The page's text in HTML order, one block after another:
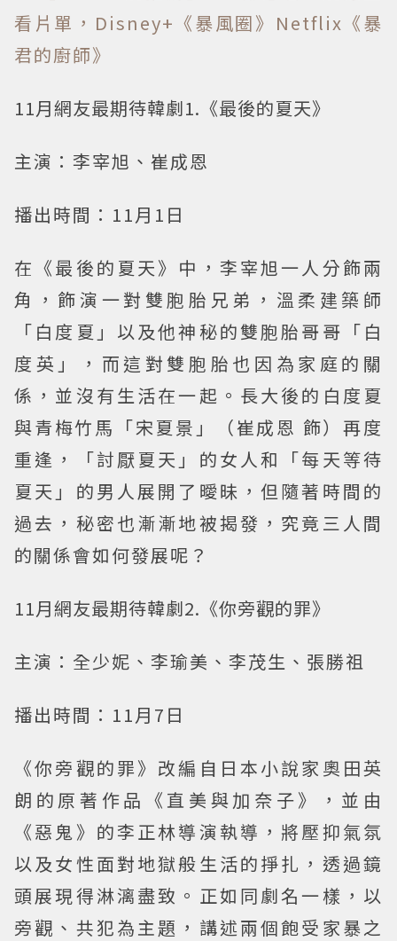
看片單，Disney+《暴風圈》Netflix《暴
君的廚師》
11月網友最期待韓劇1.《最後的夏天》
主演：李宰旭、崔成恩
播出時間：11月1日
在《最後的夏天》中，李宰旭一人分飾兩
角，飾演一對雙胞胎兄弟，溫柔建築師
「白度夏」以及他神秘的雙胞胎哥哥「白
度英」，而這對雙胞胎也因為家庭的關
係，並沒有生活在一起。長大後的白度夏
與青梅竹馬「宋夏景」（崔成恩 飾）再度
重逢，「討厭夏天」的女人和「每天等待
夏天」的男人展開了曖昧，但隨著時間的
過去，秘密也漸漸地被揭發，究竟三人間
的關係會如何發展呢？
11月網友最期待韓劇2.《你旁觀的罪》
主演：全少妮、李瑜美、李茂生、張勝祖
播出時間：11月7日
《你旁觀的罪》改編自日本小說家奧田英
朗的原著作品《直美與加奈子》，並由
《惡鬼》的李正林導演執導，將壓抑氣氛
以及女性面對地獄般生活的掙扎，透過鏡
頭展現得淋漓盡致。正如同劇名一樣，以
旁觀、共犯為主題，講述兩個飽受家暴之